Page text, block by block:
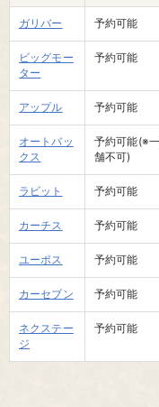
ガリバー 予約可能
ビッグモー
ター
予約可能
アップル 予約可能
オートバッ
クス
予約可能(※
舗不可)
ラビット 予約可能
カーチス 予約可能
ユーポス 予約可能
カーセブン 予約可能
ネクステー
ジ
予約可能